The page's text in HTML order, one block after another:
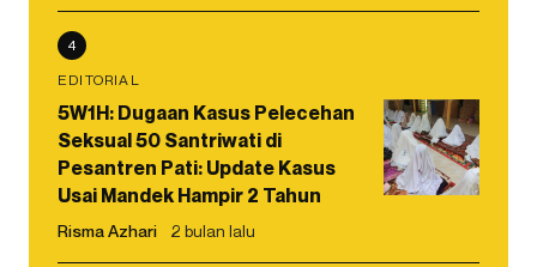
4
EDITORIAL
5W1H: Dugaan Kasus Pelecehan
Seksual 50 Santriwati di
Pesantren Pati: Update Kasus
Usai Mandek Hampir 2 Tahun
Risma Azhari 2 bulan lalu